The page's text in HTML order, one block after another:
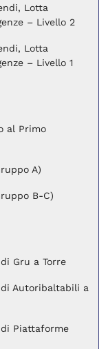
Lotta
– Livello 2
Lotta
– Livello 1
al Primo
A)
B-C)
Gru a Torre
Autoribaltabili a
Piattaforme